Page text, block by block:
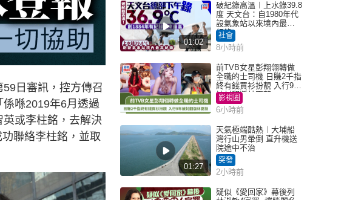
日審訊，控方傳召
喺2019年6月透過
或李柱銘，去解決
聯絡李柱銘，並取
01:02
破紀錄高溫︱上水錄39.8
度 天文台：自1980年代
設氣象站以來境內最高
紀錄
社會
8小時前
前TVB女星彭翔翎轉做
全職的士司機 日賺2千指
終有錢買衫扮靚 入行9年
被封翻版林夏薇
影視圈
6小時前
01:27
天氣極端酷熱︱大埔船
灣行山男暈倒 直升機送
院途中不治
突發
2小時前
疑似《愛回家》幕後列